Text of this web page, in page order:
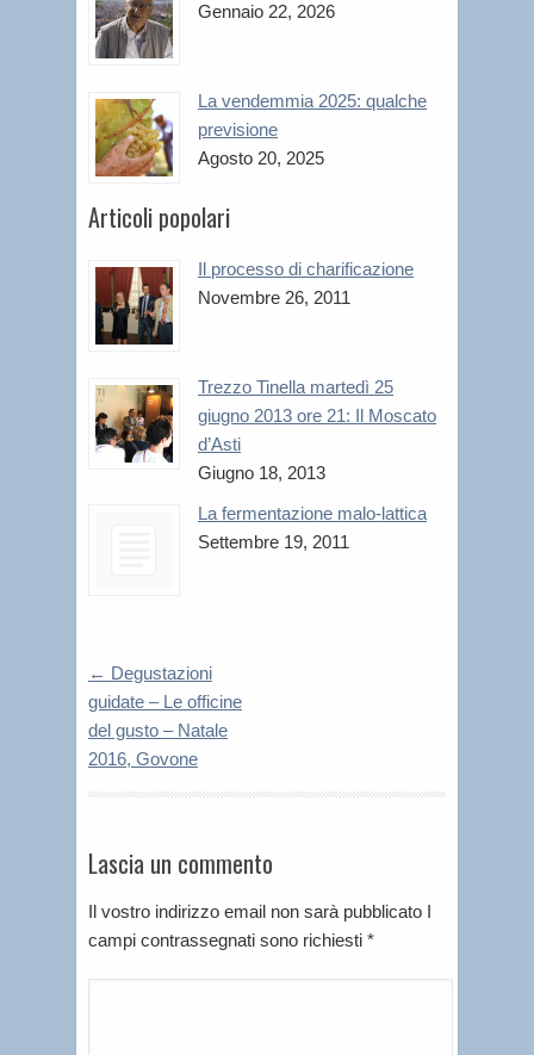
Gennaio 22, 2026
La vendemmia 2025: qualche
previsione
Agosto 20, 2025
Articoli popolari
Il processo di charificazione
Novembre 26, 2011
Trezzo Tinella martedì 25
giugno 2013 ore 21: Il Moscato
d’Asti
Giugno 18, 2013
La fermentazione malo-lattica
Settembre 19, 2011
← Degustazioni
guidate – Le officine
del gusto – Natale
2016, Govone
Lascia un commento
Il vostro indirizzo email non sarà pubblicato I
campi contrassegnati sono richiesti *